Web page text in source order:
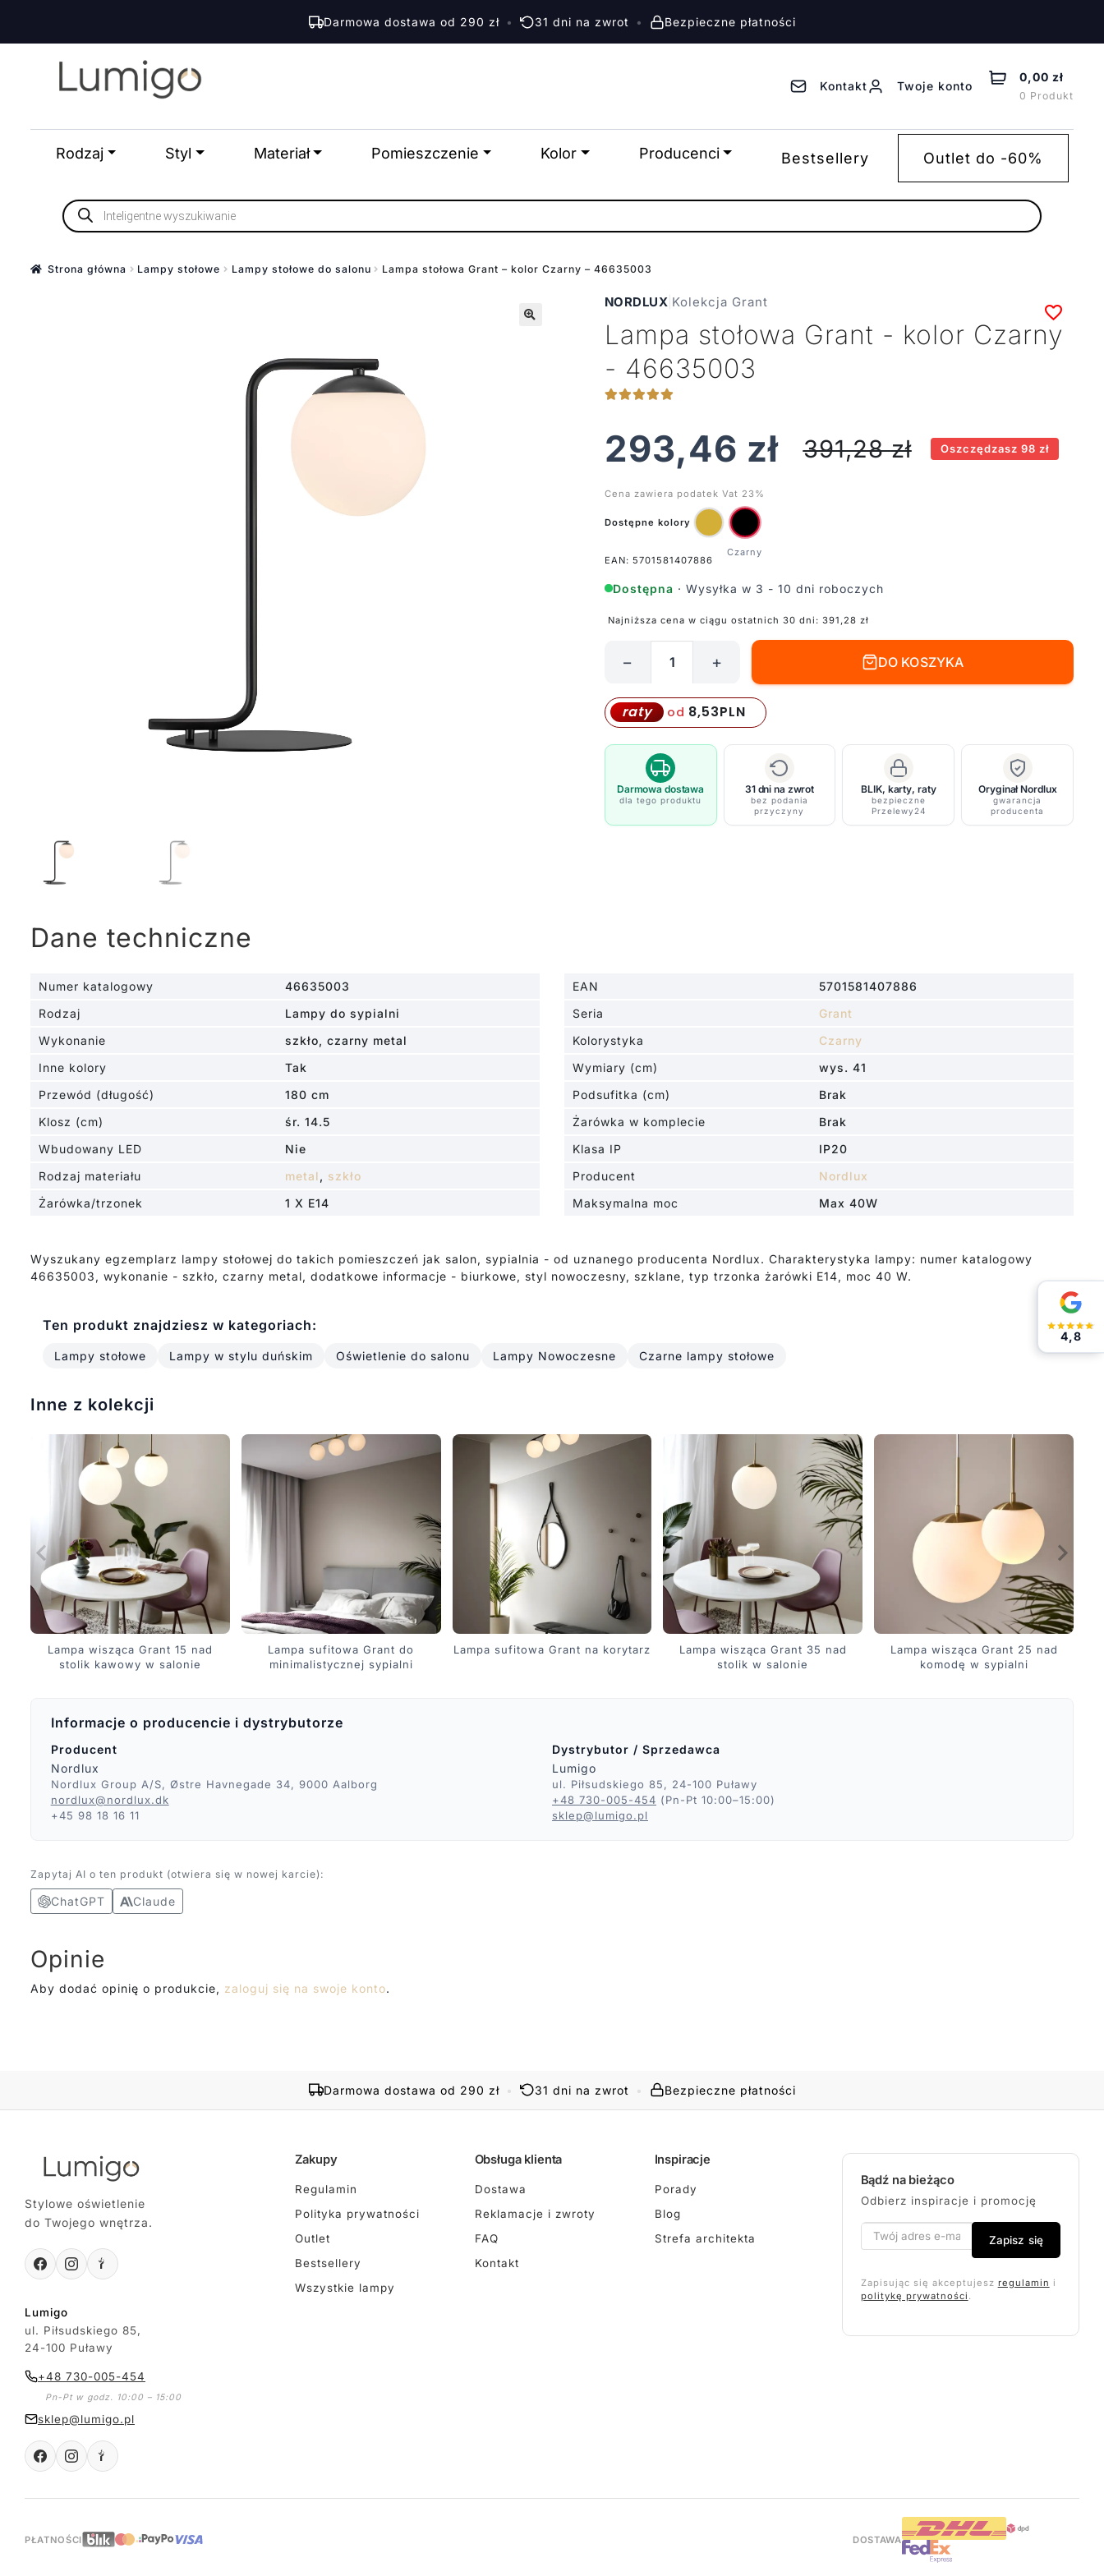
Darmowa dostawa od 290 zł • 31 dni na zwrot • Bezpieczne płatności
Przejdź
nawigacji
Przejdź
treści
Kontakt Twoje konto
Rodzaj Styl Materiał Pomieszczenie Kolor Producenci Bestsellery Outlet do -60%
0,00 zł
0 Produkt
Wyszukiwarka
produktów
Strona główna Lampy stołowe Lampy stołowe do salonu Lampa stołowa Grant – kolor Czarny – 46635003
NORDLUX Kolekcja Grant
Lampa stołowa Grant - kolor Czarny
- 46635003
293,46 zł 391,28zł Oszczędzasz 98 zł
Cena zawiera podatek Vat 23%
Dostępne kolory
EAN: 5701581407886
Dostępna · Wysyłka w 3 - 10 dni roboczych
Najniższa cena w ciągu ostatnich 30 dni: 391,28 zł
stołowa
Grant
-
Czarny
46635003
− + DO KOSZYKA
raty od 8,53PLN
Darmowa dostawa
dla tego produktu
31 dni na zwrot
bez podania
przyczyny
BLIK, karty, raty
bezpieczne
Przelewy24
Oryginał Nordlux
gwarancja
producenta
Dane techniczne
Numer katalogowy 46635003 EAN
5701581407886
Rodzaj
Lampy do sypialni Seria
Grant
Wykonanie
szkło, czarny metal Kolorystyka
Czarny
Inne kolory
Tak Wymiary (cm)
wys. 41
Przewód (długość)
180 cm Podsufitka (cm)
Brak
Klosz (cm)
śr. 14.5 Żarówka w komplecie
Brak
Wbudowany LED
Nie Klasa IP
IP20
Rodzaj materiału
metal , szkło Producent
Nordlux
Żarówka/trzonek
1 X E14 Maksymalna moc Max 40W
Wyszukany egzemplarz lampy stołowej do takich pomieszczeń jak salon, sypialnia - od uznanego producenta Nordlux. Charakterystyka lampy: numer katalogowy
46635003, wykonanie - szkło, czarny metal, dodatkowe informacje - biurkowe, styl nowoczesny, szklane, typ trzonka żarówki E14, moc 40 W.
Ten produkt znajdziesz w kategoriach:
Lampy stołowe Lampy w stylu duńskim Oświetlenie do salonu Lampy Nowoczesne Czarne lampy stołowe
Inne z kolekcji
Lampa wisząca Grant 15 nad
stolik kawowy w salonie
Lampa sufitowa Grant do
minimalistycznej sypialni
Lampa sufitowa Grant na korytarz
Lampa wisząca Grant 35 nad
stolik w salonie
Lampa wisząca Grant 25 nad
komodę w sypialni
Informacje o producencie i dystrybutorze
Producent
Nordlux
Nordlux Group A/S, Østre Havnegade 34, 9000 Aalborg
nordlux@nordlux.dk
+45 98 18 16 11
Dystrybutor / Sprzedawca
Lumigo
ul. Piłsudskiego 85, 24-100 Puławy
+48 730-005-454 (Pn-Pt 10:00–15:00)
sklep@lumigo.pl
Zapytaj AI o ten produkt (otwiera się w nowej karcie):
ChatGPT Claude
Opinie
Aby dodać opinię o produkcie, zaloguj się na swoje konto.
Darmowa dostawa od 290 zł • 31 dni na zwrot • Bezpieczne płatności
Stylowe oświetlenie
do Twojego wnętrza.
Lumigo
ul. Piłsudskiego 85,
24-100 Puławy
+48 730-005-454
Pn-Pt w godz. 10:00 – 15:00
sklep@lumigo.pl
Zakupy
Regulamin
Polityka prywatności
Outlet
Bestsellery
Wszystkie lampy
Obsługa klienta
Dostawa
Reklamacje i zwroty
FAQ
Kontakt
Inspiracje
Porady
Blog
Strefa architekta
Bądź na bieżąco
Odbierz inspiracje i promocję
Zapisz się
Zapisując się akceptujesz regulamin i
politykę prywatności .
PŁATNOŚCI DOSTAWA
4,8